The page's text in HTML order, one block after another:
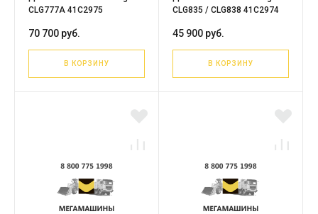
CLG777A 41C2975
70 700 руб.
В КОРЗИНУ
CLG835 / CLG838 41C2974
45 900 руб.
В КОРЗИНУ